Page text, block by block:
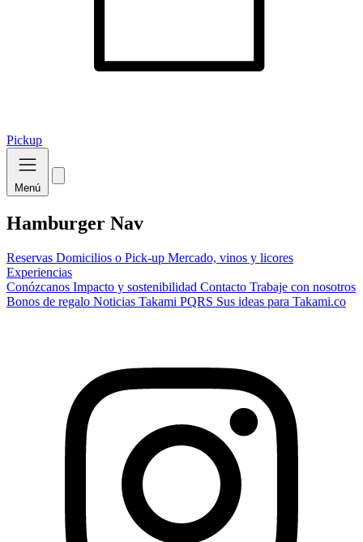
Pickup
Menú
Hamburger Nav
Reservas Domicilios o Pick-up Mercado, vinos y licores
Experiencias
Conózcanos Impacto y sostenibilidad Contacto Trabaje con nosotros
Bonos de regalo Noticias Takami PQRS Sus ideas para Takami.co